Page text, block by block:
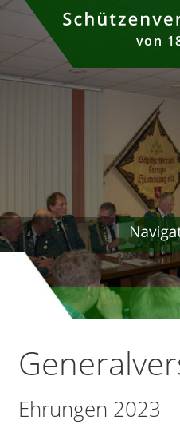
von
Ehrungen 2023